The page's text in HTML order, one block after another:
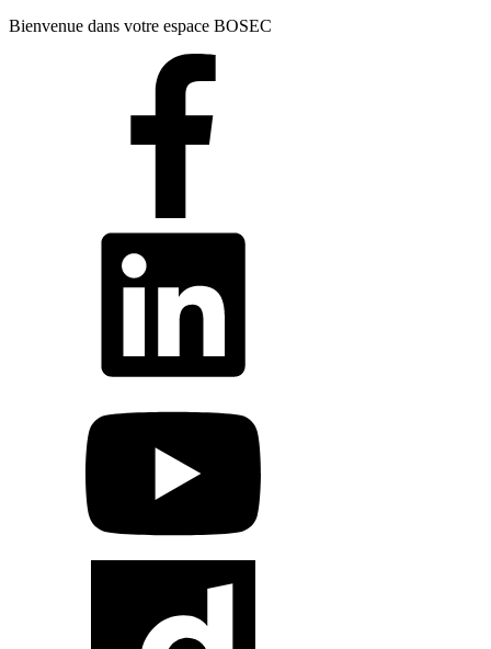
Bienvenue dans votre espace BOSEC